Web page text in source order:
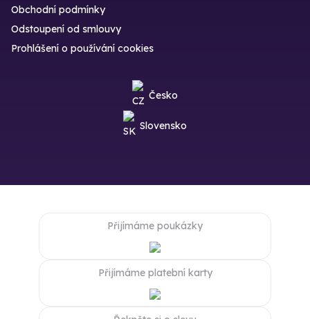
Obchodní podmínky
Odstoupení od smlouvy
Prohlášení o používání cookies
Česko
Slovensko
Přijímáme poukázky
Přijímáme platební karty